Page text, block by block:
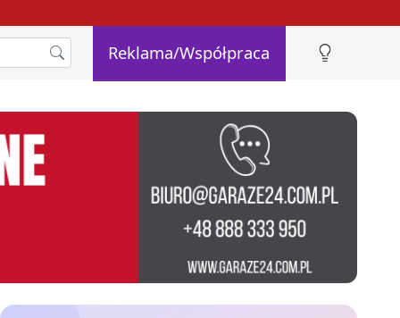
Reklama/Współpraca